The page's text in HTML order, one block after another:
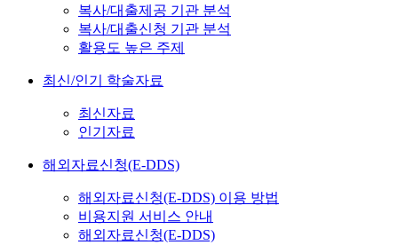
복사/대출제공 기관 분석
복사/대출신청 기관 분석
활용도 높은 주제
최신/인기 학술자료
최신자료
인기자료
해외자료신청(E-DDS)
해외자료신청(E-DDS) 이용 방법
비용지원 서비스 안내
해외자료신청(E-DDS)